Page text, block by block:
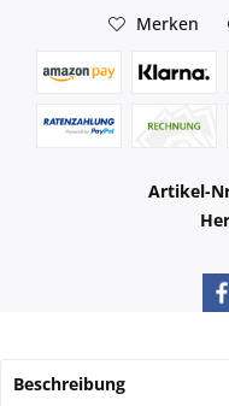
Merken
Artikel-
Beschreibung